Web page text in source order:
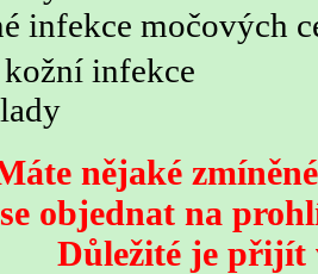
infekce močových
infekce
nějaké
objednat na
Důležité je přijít